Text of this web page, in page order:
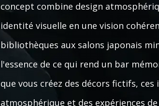
concept combine design
identité visuelle en une vision
bibliothèques aux salons japonais
l'essence de ce qui rend un bar
que vous créez des décors fictifs,
atmosphérique et des expériences